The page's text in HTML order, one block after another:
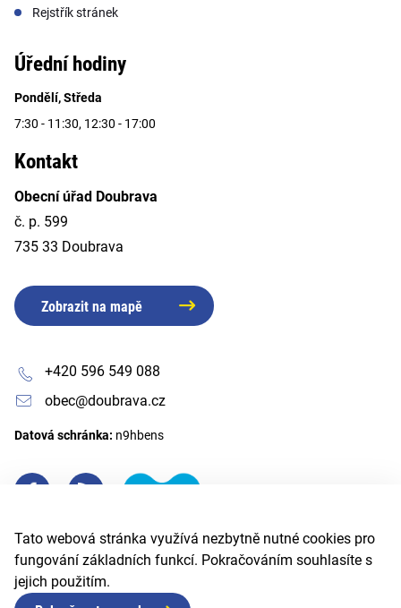
Tato webová stránka využívá nezbytně nutné cookies pro
fungování základních funkcí. Pokračováním souhlasíte s
jejich použitím.
Rejstřík stránek
Úřední hodiny
Pondělí, Středa
7:30 - 11:30, 12:30 - 17:00
Kontakt
Obecní úřad Doubrava
č. p. 599
735 33 Doubrava
Zobrazit na mapě
+420 596 549 088
obec@doubrava.cz
Datová schránka: n9hbens